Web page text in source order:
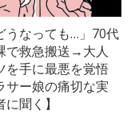
うなっても…」70代
で救急搬送→大人
を手に最悪を覚悟
サー娘の痛切な実
聞く】